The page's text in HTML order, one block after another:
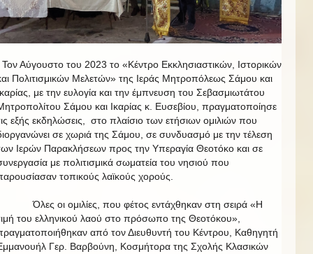
Αύγουστο του 2023 το «Κέντρο Εκκλησιαστικών, Ιστορικών
Πολιτισμικών Μελετών» της Ιεράς Μητροπόλεως Σάμου και
με την ευλογία και την έμπνευση του Σεβασμιωτάτου
Σάμου και Ικαρίας κ. Ευσεβίου, πραγματοποίησε
εξής εκδηλώσεις, στο πλαίσιο των ετήσιων ομιλιών που
σε χωριά της Σάμου, σε συνδυασμό με την τέλεση
Ιερών Παρακλήσεων προς την Υπεραγία Θεοτόκο και σε
με πολιτισμικά σωματεία του νησιού που
τοπικούς λαϊκούς χορούς.
οι ομιλίες, που φέτος εντάχθηκαν στη σειρά «Η
του ελληνικού λαού στο πρόσωπο της Θεοτόκου»,
από τον Διευθυντή του Κέντρου, Καθηγητή
Γερ. Βαρβούνη, Κοσμήτορα της Σχολής Κλασικών